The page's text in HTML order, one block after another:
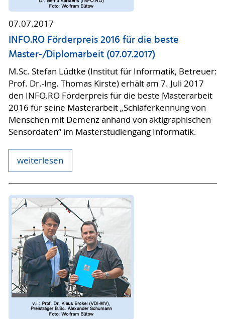
07.07.2017
INFO.RO Förderpreis 2016 für die beste
Master-/Diplomarbeit (07.07.2017)
M.Sc. Stefan Lüdtke (Institut für Informatik, Betreuer:
Prof. Dr.-Ing. Thomas Kirste) erhält am 7. Juli 2017
den INFO.RO Förderpreis für die beste Masterarbeit
2016 für seine Masterarbeit „Schlaferkennung von
Menschen mit Demenz anhand von aktigraphischen
Sensordaten“ im Masterstudiengang Informatik.
weiterlesen